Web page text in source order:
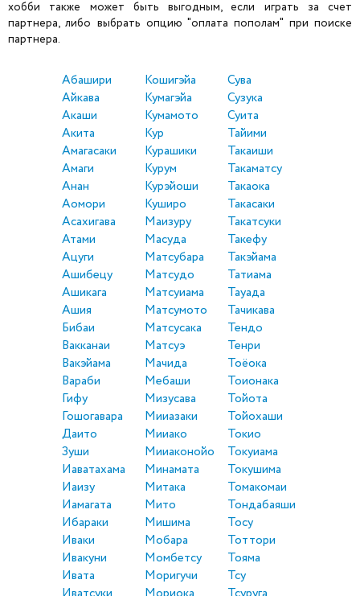
хобби также может быть выгодным, если играть за счет
партнера, либо выбрать опцию "оплата пополам" при поиске
партнера.
Абашири
Айкава
Акаши
Акита
Амагасаки
Амаги
Анан
Аомори
Асахигава
Атами
Ацуги
Ашибецу
Ашикага
Ашия
Бибаи
Вакканаи
Вакэйама
Вараби
Гифу
Гошогавара
Даито
Зуши
Иаватахама
Иаизу
Иамагата
Ибараки
Иваки
Ивакуни
Ивата
Кошигэйа
Кумагэйа
Кумамото
Кур
Курашики
Курум
Курэйоши
Куширо
Маизуру
Масуда
Матсубара
Матсудо
Матсуиама
Матсумото
Матсусака
Матсуэ
Мачида
Мебаши
Мизусава
Мииазаки
Мииако
Мииаконойо
Минамата
Митака
Мито
Мишима
Мобара
Момбетсу
Моригучи
Сува
Сузука
Суита
Тайими
Такаиши
Такаматсу
Такаока
Такасаки
Такатсуки
Такефу
Такэйама
Татиама
Тауада
Тачикава
Тендо
Тенри
Тоёока
Тоионака
Тойота
Тойохаши
Токио
Токуиама
Токушима
Томакомаи
Тондабаяши
Тосу
Тоттори
Тояма
Тсу